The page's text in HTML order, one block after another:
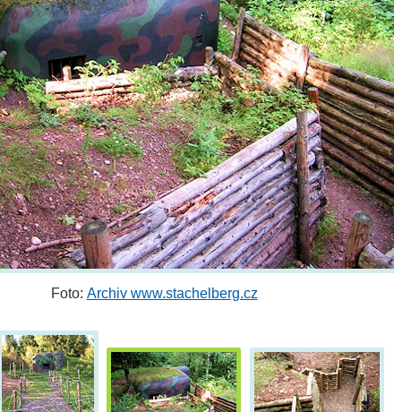
Foto: Archiv www.stachelberg.cz